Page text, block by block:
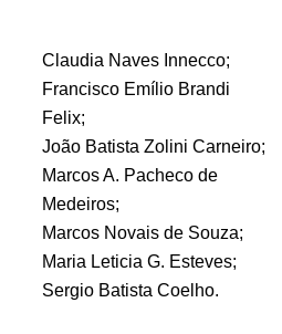
Claudia Naves Innecco;
Francisco Emílio Brandi
Felix;
João Batista Zolini Carneiro;
Marcos A. Pacheco de
Medeiros;
Marcos Novais de Souza;
Maria Leticia G. Esteves;
Sergio Batista Coelho.